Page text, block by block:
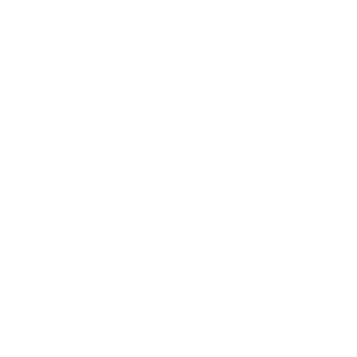
gaming dan menyisakan ruang